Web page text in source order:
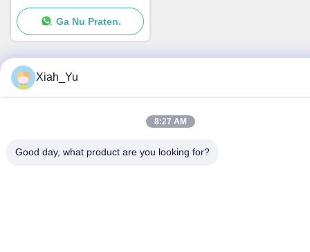
Schramvast voor
metaaloppervlak
Ga Nu Praten.
Snel contact
- Nee, dat is niet waar.38Huagang Road, Zuidgebied
Xiah_Yu
8:27 AM
Good day, what product are you looking for?